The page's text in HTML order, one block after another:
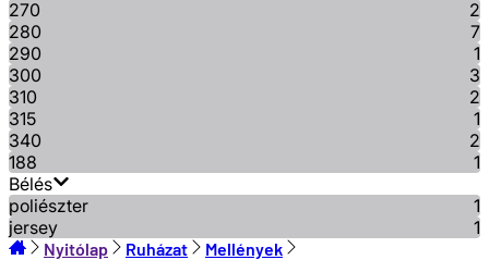
270
2
280
7
290
1
300
3
310
2
315
1
340
2
188
1
Bélés
poliészter
1
jersey
1
Nyitólap Ruházat Mellények